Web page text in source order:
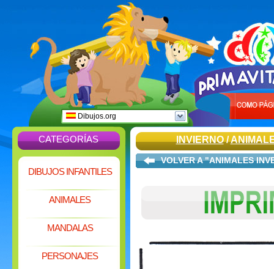
Dibujos.org
CATEGORÍAS
DIBUJOS INFANTILES
ANIMALES
MANDALAS
PERSONAJES
INVIERNO/
VOLVER A "ANIMALES